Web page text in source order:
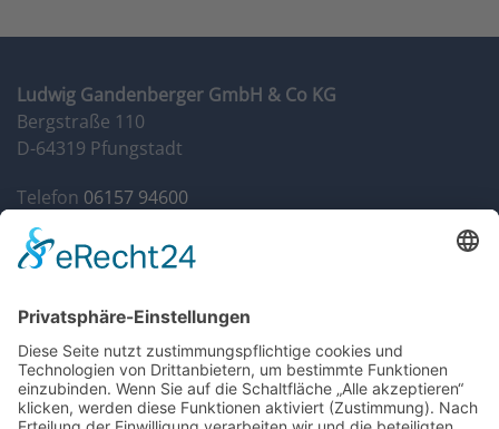
Ludwig Gandenberger GmbH & Co KG
Bergstraße 110
D-64319 Pfungstadt
Telefon 06157 94600
Fax 06157 946014
info@autohaus-gandenberger.de
Geschäftszeiten
Mo. bis Do. 7:30 bis 18:00